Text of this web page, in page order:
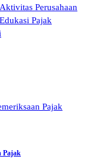
Perusahaan
Pajak
Pajak
Pajak